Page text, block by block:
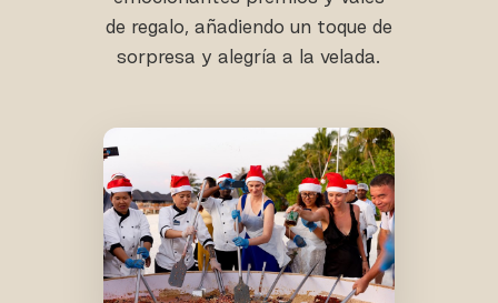
de regalo, añadiendo un toque de
sorpresa y alegría a la velada.